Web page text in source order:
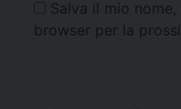
Salva il mio
browser per la